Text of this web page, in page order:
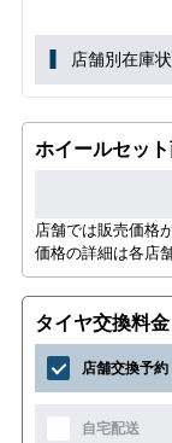
店舗別在庫
ホイールセッ
店舗では販売価格
価格の詳細は各店
タイヤ交換料金
店舗交換予約
自宅配送